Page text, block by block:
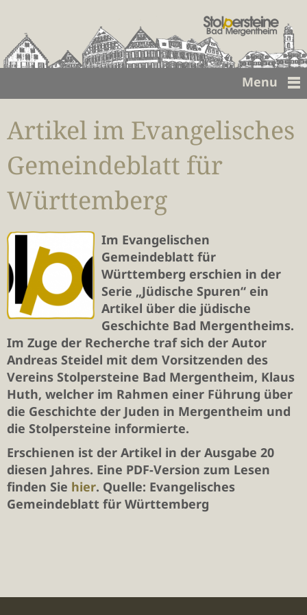
Menu
Artikel im Evangelisches
Gemeindeblatt für
Württemberg
Im Evangelischen
Gemeindeblatt für
Württemberg erschien in der
Serie „Jüdische Spuren“ ein
Artikel über die jüdische
Geschichte Bad Mergentheims.
Im Zuge der Recherche traf sich der Autor
Andreas Steidel mit dem Vorsitzenden des
Vereins Stolpersteine Bad Mergentheim, Klaus
Huth, welcher im Rahmen einer Führung über
die Geschichte der Juden in Mergentheim und
die Stolpersteine informierte.
Erschienen ist der Artikel in der Ausgabe 20
diesen Jahres. Eine PDF-Version zum Lesen
finden Sie hier. Quelle: Evangelisches
Gemeindeblatt für Württemberg